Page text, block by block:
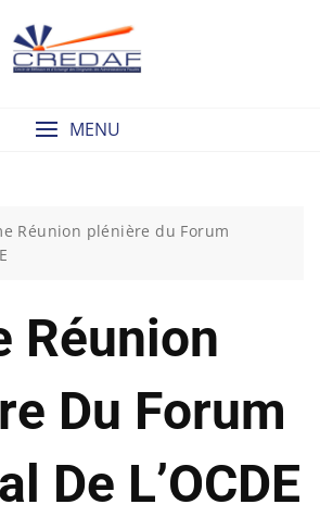
MENU
Réunion plénière du Forum
Réunion
Du Forum
De L’OCDE